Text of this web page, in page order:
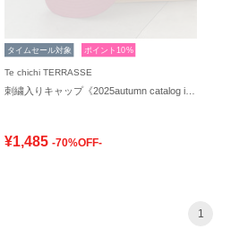
タイムセール対象 ポイント10%
Te chichi TERRASSE
¥1,485 -70%OFF-
1